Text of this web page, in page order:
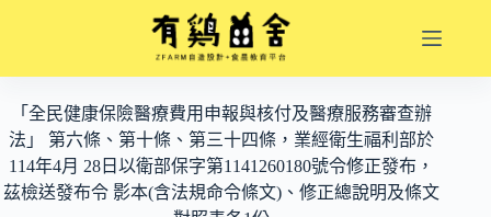
容
「全民健康保險醫療費用申報與核付及醫療服務審查辦
法」 第六條、第十條、第三十四條，業經衛生福利部於
114年4月 28日以衛部保字第1141260180號令修正發布，
茲檢送發布令 影本(含法規命令條文)、修正總說明及條文